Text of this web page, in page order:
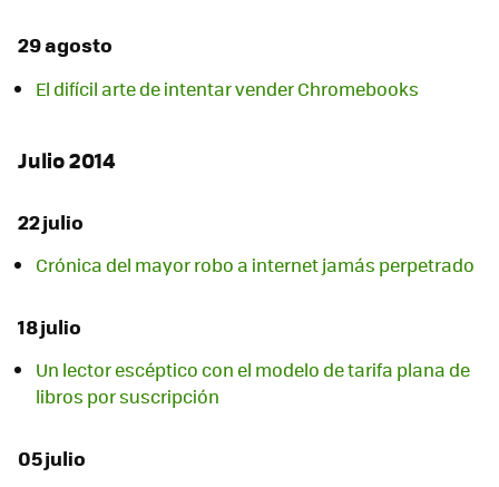
29 agosto
El difícil arte de intentar vender Chromebooks
Julio 2014
22 julio
Crónica del mayor robo a internet jamás perpetrado
18 julio
Un lector escéptico con el modelo de tarifa plana de
libros por suscripción
05 julio